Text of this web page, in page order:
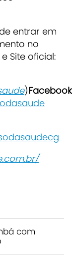
entrar em
no
Site oficial:
)
com